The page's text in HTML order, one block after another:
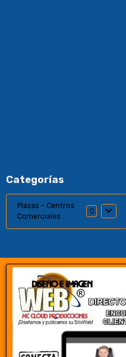
Categorías
Plazas - Centros
Comerciales
0